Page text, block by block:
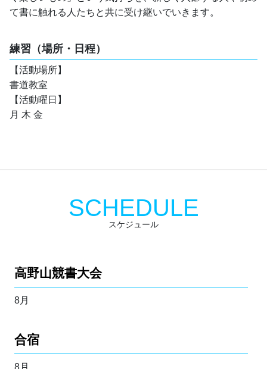
て書に触れる人たちと共に受け継いでいきます。
練習（場所・日程）
【活動場所】
書道教室
【活動曜日】
月 木 金
スケジュール
SCHEDULE
高野山競書大会
8月
合宿